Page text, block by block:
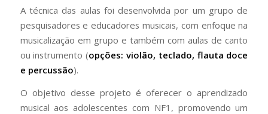
A técnica das aulas foi desenvolvida por um grupo de
pesquisadores e educadores musicais, com enfoque na
musicalização em grupo e também com aulas de canto
ou instrumento (opções: violão, teclado, flauta doce
e percussão).
O objetivo desse projeto é oferecer o aprendizado
musical aos adolescentes com NF1, promovendo um